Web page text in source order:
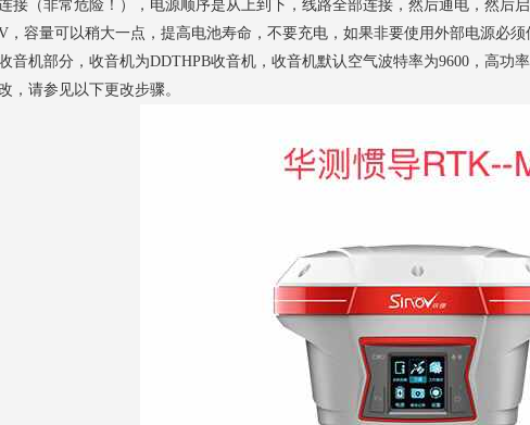
接（非常危险！），电源顺序是从上到下，线路全部连接，然后通电，然后
，容量可以稍大一点，提高电池寿命，不要充电，如果非要使用外部电源必须
音机部分，收音机为DDTHPB收音机，收音机默认空气波特率为9600，高功
，请参见以下更改步骤。